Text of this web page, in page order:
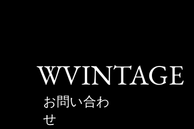
WVINTAGE
お問い合わ
せ